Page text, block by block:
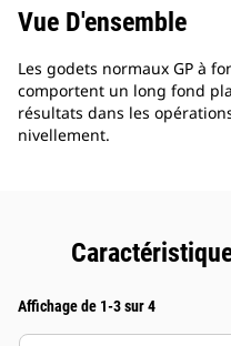
Vue D'ensemble
Les godets normaux GP à
comportent un long fond
résultats dans les
nivellement.
Affichage de 1-3 sur 4